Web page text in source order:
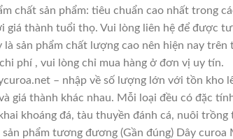
chất sản phẩm: tiêu chuẩn cao nhất trong
giá thành tuổi thọ. Vui lòng liên hệ để được tư
là sản phẩm chất lượng cao nên hiện nay
phí , vui lòng chỉ mua hàng ở đơn vị uy tín.
– nhập về số lượng lớn với tồn kho
giá thành khác nhau. Mỗi loại đều có đặc
khoáng đá, tàu thuyền đánh cá, nuôi
phẩm tương đương (Gần đúng) Dây